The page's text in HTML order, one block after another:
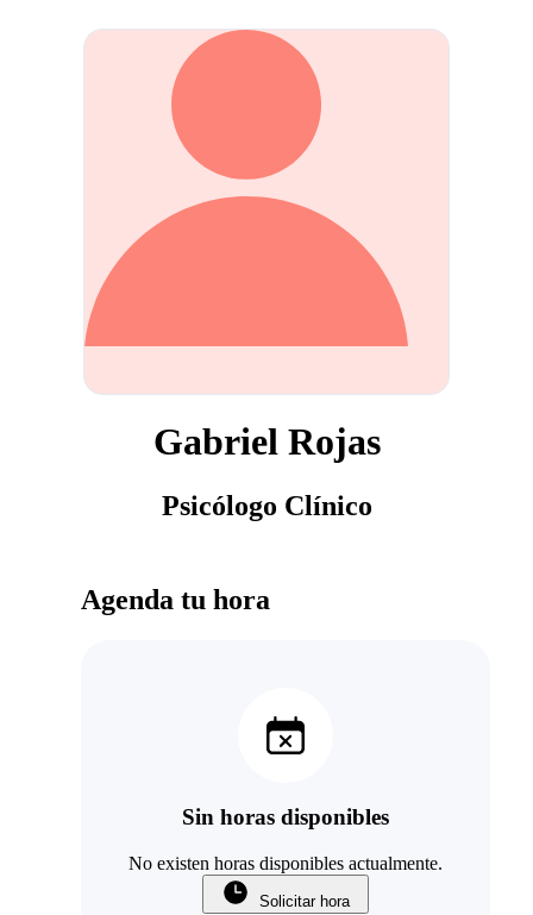
Gabriel Rojas
Psicólogo Clínico
Agenda tu hora
Sin horas disponibles
No existen horas disponibles actualmente.
Solicitar hora